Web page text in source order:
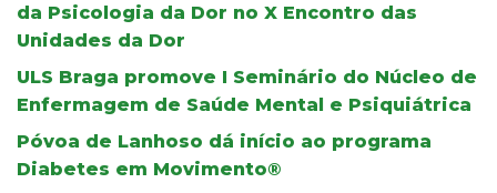
da Psicologia da Dor no X Encontro das
Unidades da Dor
ULS Braga promove I Seminário do Núcleo de
Enfermagem de Saúde Mental e Psiquiátrica
Póvoa de Lanhoso dá início ao programa
Diabetes em Movimento®